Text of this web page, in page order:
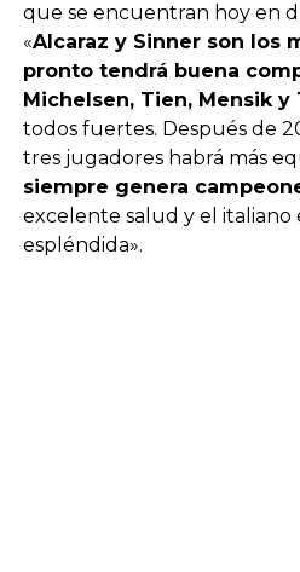
que se encuentran hoy en
«Alcaraz y Sinner son los
pronto tendrá buena
Michelsen, Tien, Mensik y
todos fuertes. Después de
tres jugadores habrá más
siempre genera
excelente salud y el italiano
espléndida».